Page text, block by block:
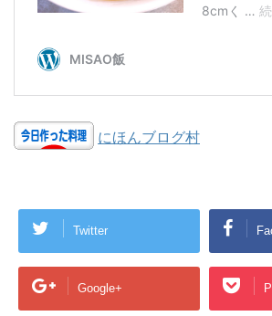
にほんブログ村
Twitter
Google+